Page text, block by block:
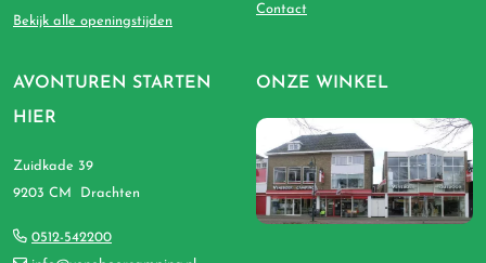
AVONTUREN STARTEN
HIER
Zuidkade 39
9203 CM Drachten
0512-542200
Bekijk alle openingstijden
Contact
ONZE WINKEL